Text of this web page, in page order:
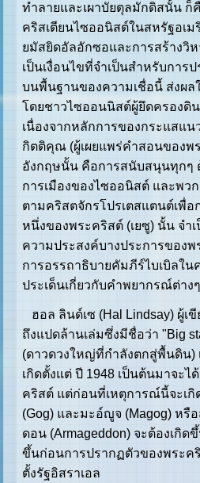
ทำลายและเผาบัยตุลมักดิสนั้น ก็
คริสเตียนไซออนิสต์ในสหรัฐอเม
ยมัสยิดอัลอักซอและการสร้างวิ
เป็นเงื่อนไขที่จำเป็นสำหรับการ
บนพื้นฐานของความเชื่อนี้ ส่งผล
โดยชาวไซออนนิสต์ผู้ยึดครองดิ
เนื่องจากหลักการของกระแสแ
กิตติคุณ (ผู้เผยแพร่คำสอนของพร
อังกฤษนั้น คือการสนับสนุนทุกๆ
การเมืองของไซออนิสต์ และพว
ตามคริสตจักรโปรเตสแตนต์เพื่อ
หนึ่งของพระคริสต์ (เยซู) นั้น จำ
ความประสงค์บางประการของพ
การอรรถาธิบายคัมภีร์ไบเบิลใ
ประเด็นเกี่ยวกับคำพยากรณ์ต่าง
ฮอล ลินด์เซ (Hal Lindsay) ผู้เ
ถึงแปดล้านเล่มซึ่งมีชื่อว่า "Big
(ดาวดวงใหญ่ที่กำลังตกสู่พื้นดิน)
เกิดตั้งแต่ ปี 1948 เป็นต้นมาจะ
คริสต์ แต่ก่อนที่เหตุการณ์นี้จะเ
(Gog) และมะอ์ญูจ (Magog) หรื
ดอน (Armageddon) จะต้องเกิ
ขึ้นก่อนการปรากฏตัวของพระค
ตั้งรัฐอิสราเอล